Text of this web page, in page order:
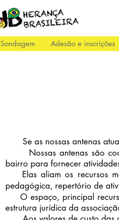
Sondagem Adesão e inscrições
Se as nossas antenas
Nossas antenas são
bairro para fornecer
Elas aliam os recursos
pedagógica, repertório de
O espaço, principal
estrutura jurídica da